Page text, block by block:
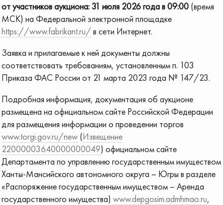
от участников аукциона: 31 июля 2026 годав 09:00 (время
МСК) на Федеральной электронной площадке
https://www.fabrikant.ru/ в сети Интернет.
Заявка и прилагаемые к ней документы должны
соответствовать требованиям, установленным п. 103
Приказа ФАС России от 21 марта 2023 года № 147/23.
Подробная информация, документация об аукционе
размещена на официальном сайте Российской Федерации
для размещения информации о проведении торгов
www.torgi.gov.ru/new (Извещение
22000003640000000049) официальном сайте
Департамента по управлению государственным имуществом
Ханты-Мансийского автономного округа – Югры в разделе
«Распоряжение государственным имуществом – Аренда
государственного имущества) www.depgosim.admhmao.ru,